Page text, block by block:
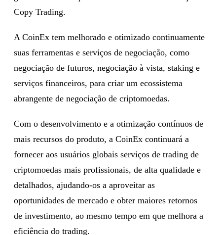
Copy Trading.
A CoinEx tem melhorado e otimizado continuamente
suas ferramentas e serviços de negociação, como
negociação de futuros, negociação à vista, staking e
serviços financeiros, para criar um ecossistema
abrangente de negociação de criptomoedas.
Com o desenvolvimento e a otimização contínuos de
mais recursos do produto, a CoinEx continuará a
fornecer aos usuários globais serviços de trading de
criptomoedas mais profissionais, de alta qualidade e
detalhados, ajudando-os a aproveitar as
oportunidades de mercado e obter maiores retornos
de investimento, ao mesmo tempo em que melhora a
eficiência do trading.